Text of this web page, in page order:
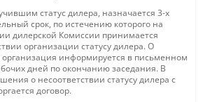
статус дилера, назначается 3-х
срок, по истечению которого на
дилерской Комиссии принимается
организации статусу дилера. О
информируется в письменном
дней по окончанию заседания. В
о несоответствии статусу дилера с
договор.